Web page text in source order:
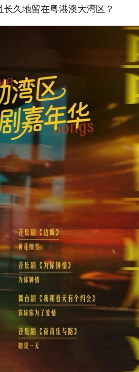
久地留在粤港澳大湾区？